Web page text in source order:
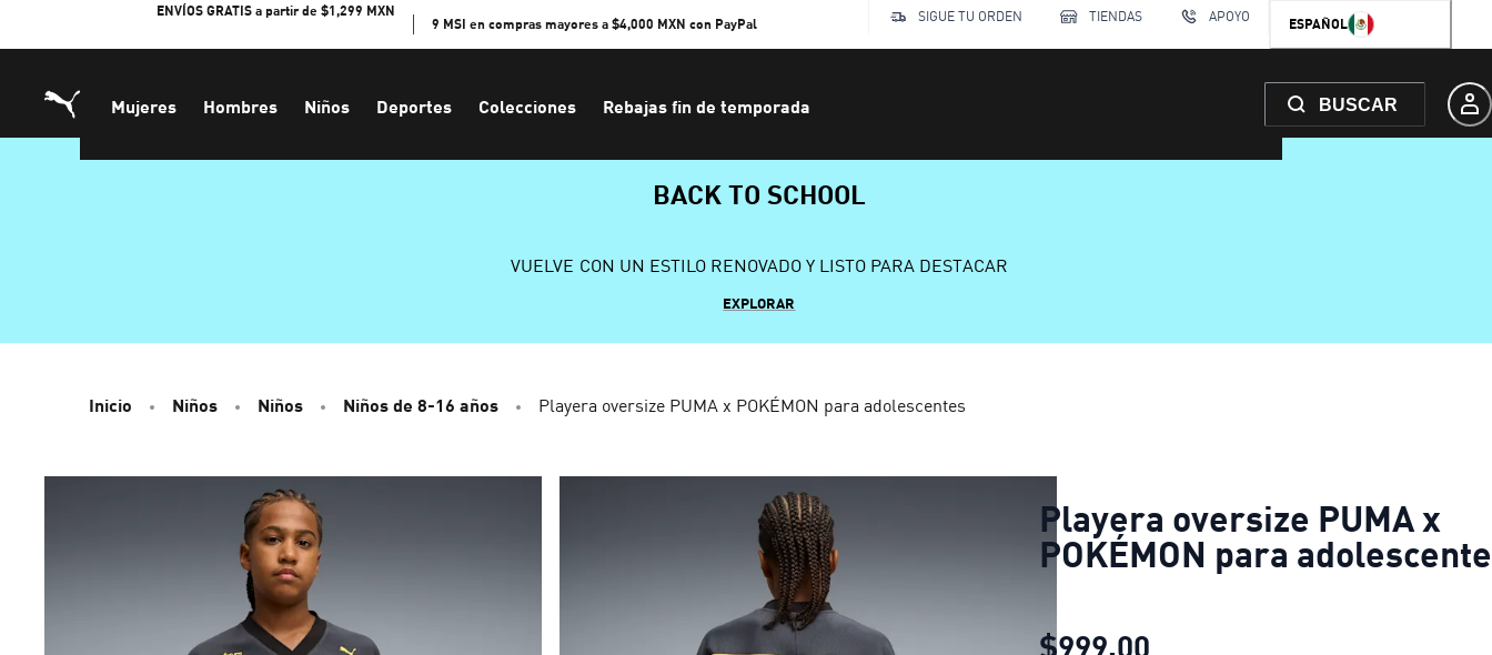
ENVÍOS GRATIS a partir de $1,299 MXN
9 MSI en compras mayores a $4,000 MXN con PayPal
SIGUE TU ORDEN TIENDAS APOYO ESPAÑOL
Mujeres Hombres Niños Deportes Colecciones Rebajas fin de temporada BUSCAR
BACK TO SCHOOL
VUELVE CON UN ESTILO RENOVADO Y LISTO PARA DESTACAR
EXPLORAR
Inicio Niños Niños Niños de 8-16 años Playera oversize PUMA x POKÉMON para adolescentes
Playera oversize PUMA x
POKÉMON para
$999.00